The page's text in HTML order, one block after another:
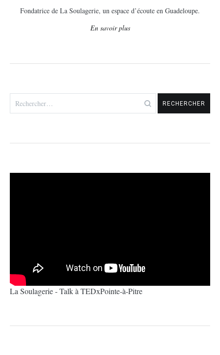
Fondatrice de La Soulagerie, un espace d’écoute en Guadeloupe.
En savoir plus
La Soulagerie - Talk à TEDxPointe-à-Pitre